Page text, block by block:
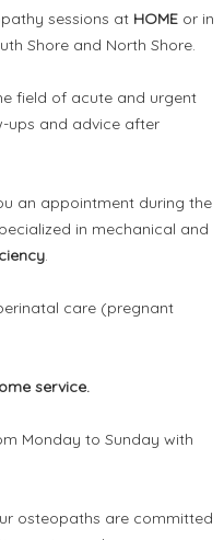
sessions at HOME or in
Shore and North Shore.
field of acute and urgent
ups and advice after
an appointment during the
in mechanical and
.
care (pregnant
service.
Monday to Sunday with
osteopaths are committed